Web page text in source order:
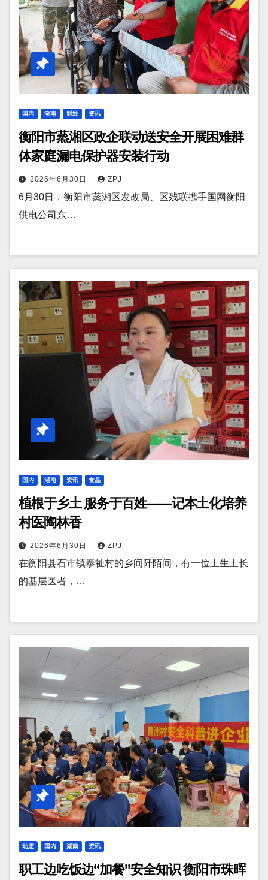
国内 湖南 财经 资讯
衡阳市蒸湘区政企联动送安全开展困难群
体家庭漏电保护器安装行动
2026年6月30日 ZPJ
6月30日，衡阳市蒸湘区发改局、区残联携手国网衡阳
供电公司东…
国内 湖南 资讯 食品
植根于乡土 服务于百姓——记本土化培养
村医陶林香
2026年6月30日 ZPJ
在衡阳县石市镇泰祉村的乡间阡陌间，有一位土生土长
的基层医者，…
动态 国内 湖南 资讯
职工边吃饭边“加餐”安全知识 衡阳市珠晖